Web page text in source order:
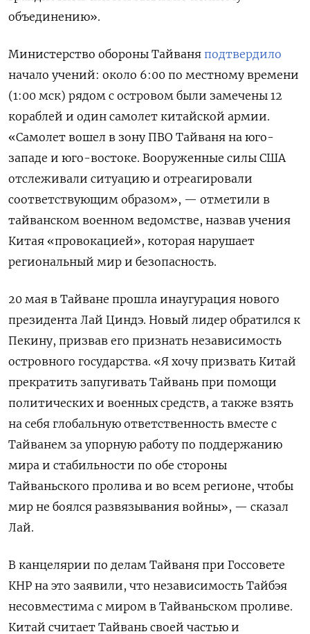
объединению».
Министерство обороны Тайваня подтвердило
начало учений: около 6:00 по местному времени
(1:00 мск) рядом с островом были замечены 12
кораблей и один самолет китайской армии.
«Самолет вошел в зону ПВО Тайваня на юго-
западе и юго-востоке. Вооруженные силы США
отслеживали ситуацию и отреагировали
соответствующим образом», — отметили в
тайванском военном ведомстве, назвав учения
Китая «провокацией», которая нарушает
региональный мир и безопасность.
20 мая в Тайване прошла инаугурация нового
президента Лай Циндэ. Новый лидер обратился к
Пекину, призвав его признать независимость
островного государства. «Я хочу призвать Китай
прекратить запугивать Тайвань при помощи
политических и военных средств, а также взять
на себя глобальную ответственность вместе с
Тайванем за упорную работу по поддержанию
мира и стабильности по обе стороны
Тайваньского пролива и во всем регионе, чтобы
мир не боялся развязывания войны», — сказал
Лай.
В канцелярии по делам Тайваня при Госсовете
КНР на это заявили, что независимость Тайбэя
несовместима с миром в Тайваньском проливе.
Китай считает Тайвань своей частью и